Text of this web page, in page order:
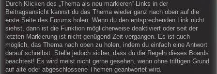
Durch Klicken des „Thema als neu markieren“-Links in der
Beitragsansicht kannst du das Thema wieder ganz nach oben auf die
erste Seite des Forums holen. Wenn du den entsprechenden Link nicht
siehst, dann ist die Funktion möglicherweise deaktiviert oder seit der
letzten Markierung ist nicht genügend Zeit vergangen. Es ist auch
möglich, das Thema nach oben zu holen, indem du einfach eine Antwort
darauf schreibst. Stelle jedoch sicher, dass du die Regeln dieses Boards
beachtest! Es wird meist nicht gerne gesehen, wenn ohne triftigen Grund
auf alte oder abgeschlossene Themen geantwortet wird.